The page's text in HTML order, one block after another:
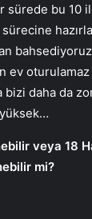
sürede bu 10
ev
bizi daha da
veya 18
mi?